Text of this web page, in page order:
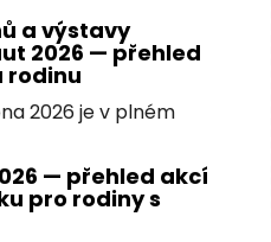
a výstavy
2026 — přehled
rodinu
2026 je v plném
— přehled akcí
pro rodiny s